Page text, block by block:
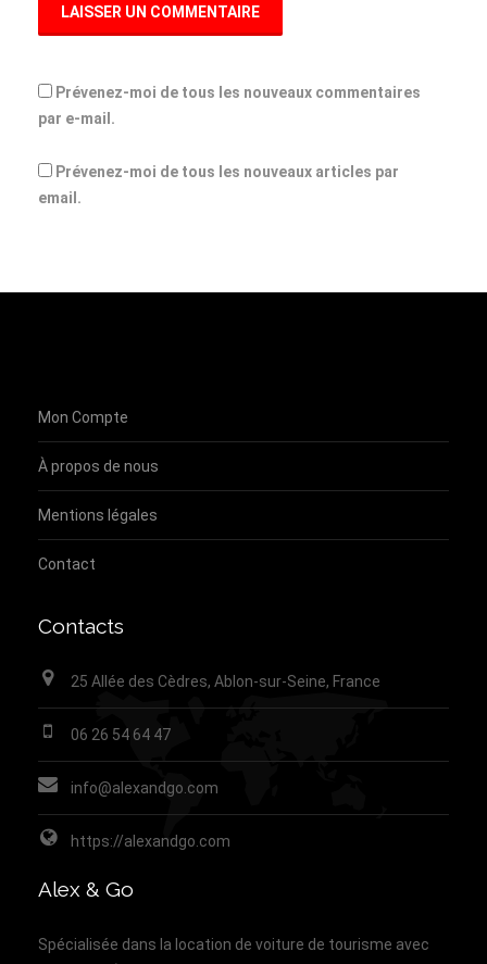
Prévenez-moi de tous les nouveaux commentaires
par e-mail.
Prévenez-moi de tous les nouveaux articles par
email.
Mon Compte
À propos de nous
Mentions légales
Contact
Contacts
25 Allée des Cèdres, Ablon-sur-Seine, France
06 26 54 64 47
info@alexandgo.com
https://alexandgo.com
Alex & Go
Spécialisée dans la location de voiture de tourisme avec